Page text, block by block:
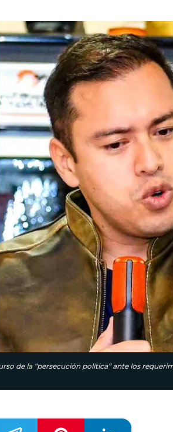
de la “persecución política” ante los